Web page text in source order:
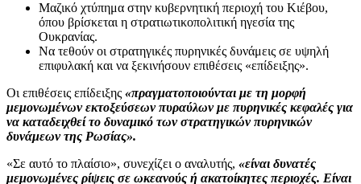
Μαζικό χτύπημα στην κυβερνητική περιοχή του Κιέβου,
όπου βρίσκεται η στρατιωτικοπολιτική ηγεσία της
Ουκρανίας.
Να τεθούν οι στρατηγικές πυρηνικές δυνάμεις σε υψηλή
επιφυλακή και να ξεκινήσουν επιθέσεις «επίδειξης».
Οι επιθέσεις επίδειξης «πραγματοποιούνται με τη μορφή
μεμονωμένων εκτοξεύσεων πυραύλων με πυρηνικές κεφαλές για
να καταδειχθεί το δυναμικό των στρατηγικών πυρηνικών
δυνάμεων της Ρωσίας».
«Σε αυτό το πλαίσιο», συνεχίζει ο αναλυτής, «είναι δυνατές
μεμονωμένες ρίψεις σε ωκεανούς ή ακατοίκητες περιοχές. Είναι